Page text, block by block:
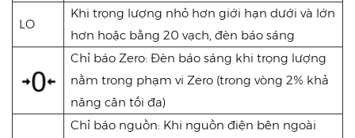
LO
Khi trọng lượng nhỏ hơn giới hạn dưới và lớn
hơn hoặc bằng 20 vạch, đèn báo sáng
Chỉ báo Zero: Đèn báo sáng khi trọng lượng
nằm trong phạm vi Zero (trong vòng 2% khả
năng cân tối đa)
Chỉ báo nguồn: Khi nguồn điện bên ngoài